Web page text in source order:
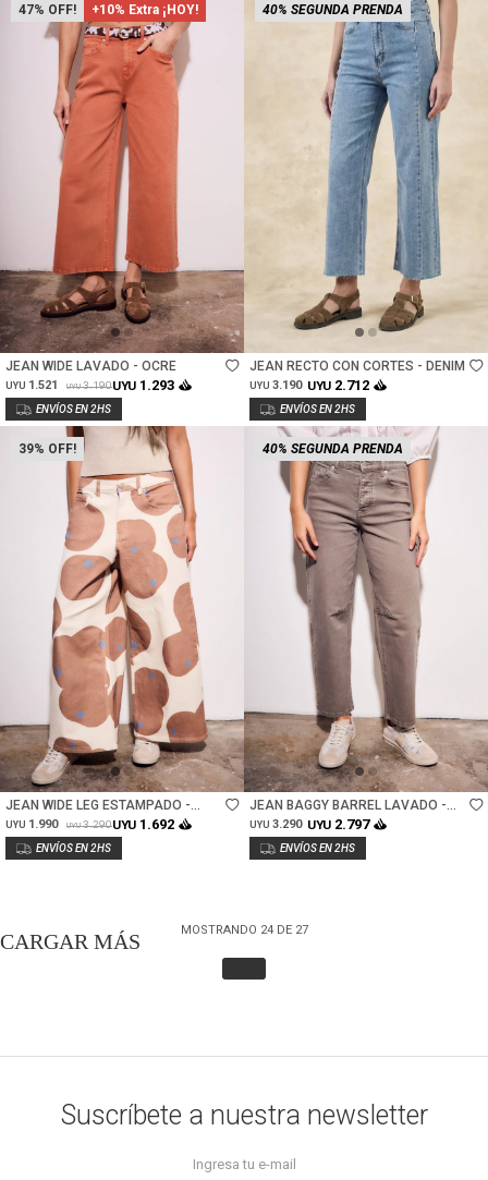
47 +10% Extra ¡HOY!
Talle
JEAN WIDE LAVADO - OCRE
UYU 1.521 UYU 3.190UYU 1.293
40% SEGUNDA PRENDA
Talle
JEAN RECTO CON CORTES - DENIM
UYU 3.190 UYU 2.712
39
Talle
JEAN WIDE LEG ESTAMPADO -
PRINT
UYU 1.990 UYU 3.290UYU 1.692
40% SEGUNDA PRENDA
Talle
JEAN BAGGY BARREL LAVADO -
OLIVA
UYU 3.290 UYU 2.797
MOSTRANDO 24DE 27
Suscríbete a nuestra newsletter